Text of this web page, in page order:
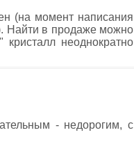
(на момент написания
Найти в продаже можно
неоднократно
- недорогим, с